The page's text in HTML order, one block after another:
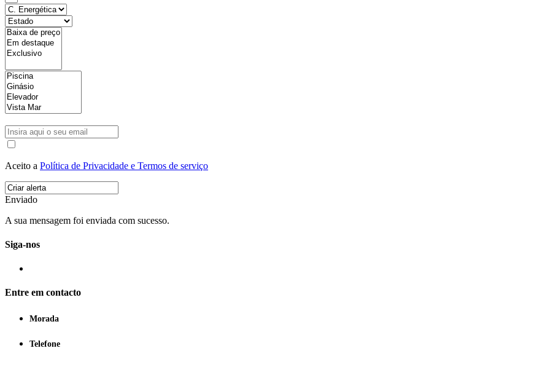
Aceito a Política de Privacidade e Termos de serviço
Enviado
A sua mensagem foi enviada com sucesso.
Siga-nos
Entre em contacto
Morada
Telefone